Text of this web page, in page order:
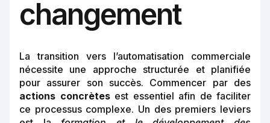
changement
La transition vers l’automatisation commerciale
nécessite une approche structurée et planifiée
pour assurer son succès. Commencer par des
actions concrètesest essentiel afin de faciliter
ce processus complexe. Un des premiers leviers